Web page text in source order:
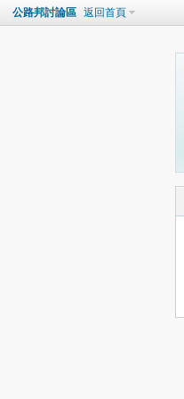
公路邦討論區 返回首頁